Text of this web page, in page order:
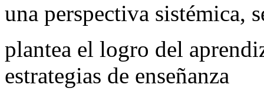
una perspectiva sistémica,
plantea el logro del
estrategias de enseñanza